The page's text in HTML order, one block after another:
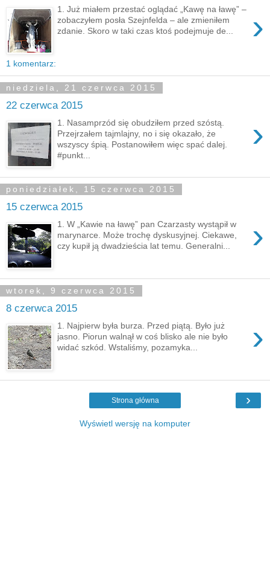
›
1. Już miałem przestać oglądać „Kawę na ławę” –
zobaczyłem posła Szejnfelda – ale zmieniłem
zdanie. Skoro w taki czas ktoś podejmuje de...
1 komentarz:
niedziela, 21 czerwca 2015
22 czerwca 2015
›
1. Nasamprzód się obudziłem przed szóstą.
Przejrzałem tajmlajny, no i się okazało, że
wszyscy śpią. Postanowiłem więc spać dalej.
#punkt...
poniedziałek, 15 czerwca 2015
15 czerwca 2015
›
1. W „Kawie na ławę” pan Czarzasty wystąpił w
marynarce. Może trochę dyskusyjnej. Ciekawe,
czy kupił ją dwadzieścia lat temu. Generalni...
wtorek, 9 czerwca 2015
8 czerwca 2015
›
1. Najpierw była burza. Przed piątą. Było już
jasno. Piorun walnął w coś blisko ale nie było
widać szkód. Wstaliśmy, pozamyka...
›
Strona główna
Wyświetl wersję na komputer